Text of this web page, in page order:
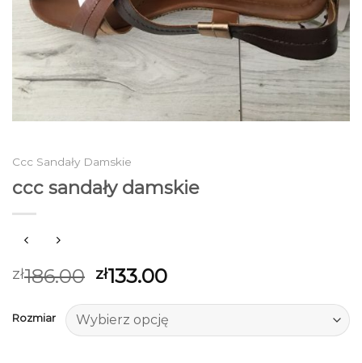
Ccc Sandały Damskie
ccc sandały damskie
zł186.00 zł133.00
Rozmiar